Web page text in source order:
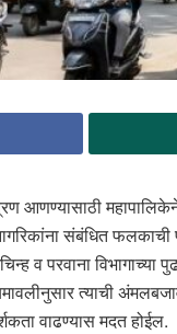
आणण्यासाठी
संबंधित
परवाना विभागाच्या
त्याची
वाढण्यास मदत होईल.